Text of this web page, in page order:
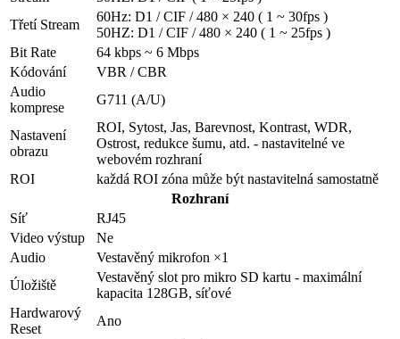
Třetí Stream
60Hz: D1 / CIF / 480 × 240 ( 1 ~ 30fps )
50HZ: D1 / CIF / 480 × 240 ( 1 ~ 25fps )
Bit Rate
64 kbps ~ 6 Mbps
Kódování
VBR / CBR
Audio
komprese
G711 (A/U)
Nastavení
obrazu
ROI, Sytost, Jas, Barevnost, Kontrast, WDR,
Ostrost, redukce šumu, atd. - nastavitelné ve
webovém rozhraní
ROI
každá ROI zóna může být nastavitelná samostatně
Rozhraní
Síť
RJ45
Video výstup
Ne
Audio
Vestavěný mikrofon ×1
Úložiště
Vestavěný slot pro mikro SD kartu - maximální
kapacita 128GB, síťové
Hardwarový
Reset
Ano